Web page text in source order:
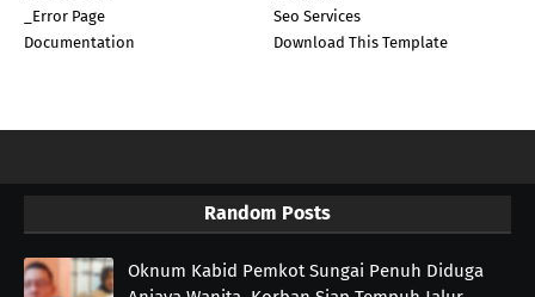
_Error Page
Seo Services
Documentation
Download This Template
Random Posts
Oknum Kabid Pemkot Sungai Penuh Diduga